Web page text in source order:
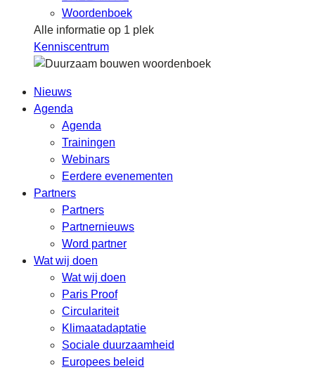
Woordenboek
Alle informatie op 1 plek
Kenniscentrum
Nieuws
Agenda
Agenda
Trainingen
Webinars
Eerdere evenementen
Partners
Partners
Partnernieuws
Word partner
Wat wij doen
Wat wij doen
Paris Proof
Circulariteit
Klimaatadaptatie
Sociale duurzaamheid
Europees beleid